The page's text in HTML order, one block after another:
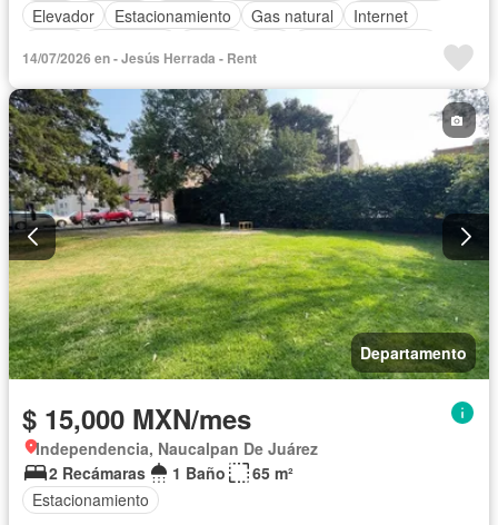
Elevador
Estacionamiento Gas natural
Internet
Sin amueblar
14/07/2026 en - Jesús Herrada - Rent
Departamento
$ 15,000 MXN/mes
Independencia, Naucalpan De Juárez
2 Recámaras
1 Baño
65 m²
Estacionamiento